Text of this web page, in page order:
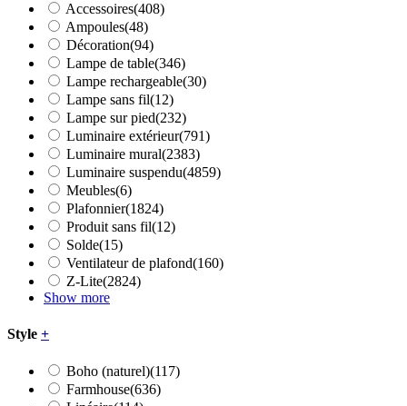
Accessoires(408)
Ampoules(48)
Décoration(94)
Lampe de table(346)
Lampe rechargeable(30)
Lampe sans fil(12)
Lampe sur pied(232)
Luminaire extérieur(791)
Luminaire mural(2383)
Luminaire suspendu(4859)
Meubles(6)
Plafonnier(1824)
Produit sans fil(12)
Solde(15)
Ventilateur de plafond(160)
Z-Lite(2824)
Show more
Style +
Boho (naturel)(117)
Farmhouse(636)